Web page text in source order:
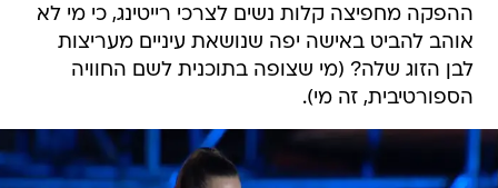
ההפקה מחפיצה קלות נשים לצרכי רייטינג, כי מי לא
אוהב להביט באישה יפה שנושאת עיניים מעריצות
לבן הזוג שלה? (מי שצופה בתוכנית לשם החוויה
הספורטיבית, זה מי).